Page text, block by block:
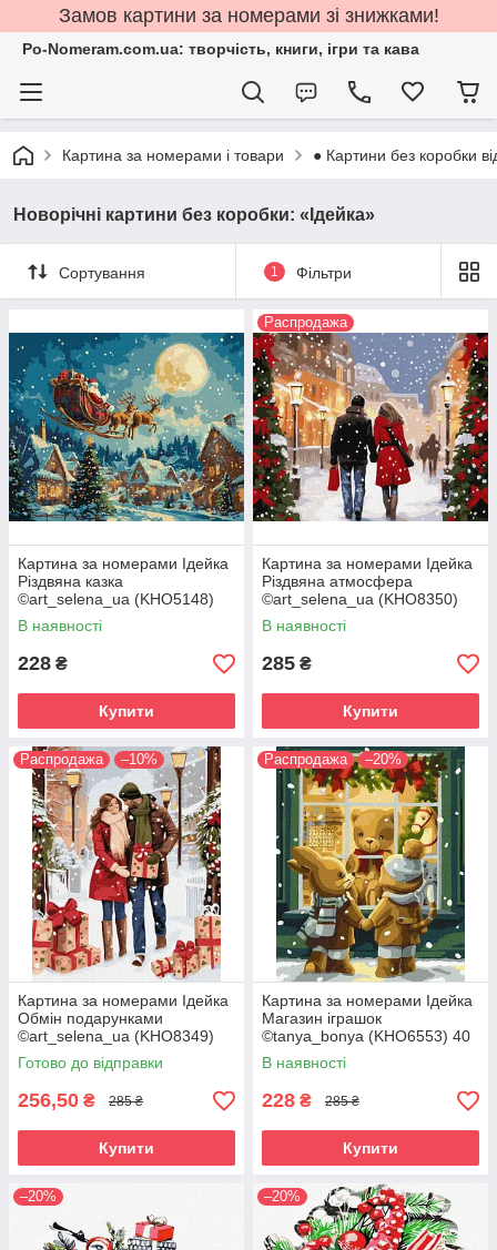
Замов картини за номерами зі знижками!
Po-Nomeram.com.ua: творчість, книги, ігри та кава
Картина за номерами і товари ● Картини без коробки
Новорічні картини без коробки: «Ідейка»
Сортування 1 Фільтри
Картина за номерами Ідейка
Різдвяна казка
©art_selena_ua (KHO5148)
40 х 50 см
В наявності
228 ₴
Купити
Распродажа
Картина за номерами Ідейка
Різдвяна атмосфера
©art_selena_ua (KHO8350)
40 х 50 см
В наявності
285 ₴
Купити
Распродажа –10%
Картина за номерами Ідейка
Обмін подарунками
©art_selena_ua (KHO8349)
40 х 50 см
Готово до відправки
256,50 ₴ 285 ₴
Купити
Распродажа –20%
Картина за номерами Ідейка
Магазин іграшок
©tanya_bonya (KHO6553) 40
х 50 см
В наявності
228 ₴ 285 ₴
Купити
–20% –20%